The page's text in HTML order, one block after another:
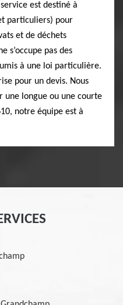
est destiné à
particuliers) pour
et de déchets
s’occupe pas des
à une loi particulière.
pour un devis. Nous
une longue ou une courte
notre équipe est à